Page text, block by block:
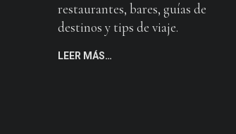
restaurantes, bares, guías de
destinos y tips de viaje.
LEER MÁS…